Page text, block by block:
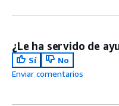
¿Le ha servido de
Sí
No
Enviar comentarios